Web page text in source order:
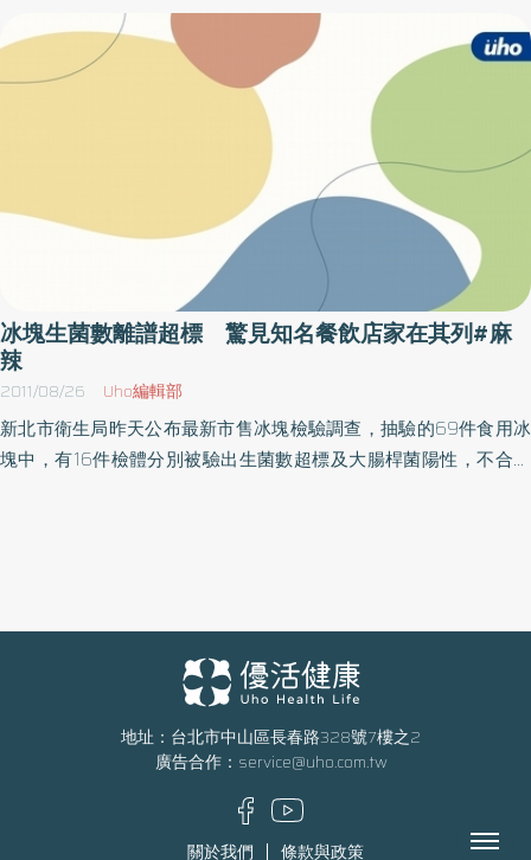
暖，除了心血管疾病要注意保暖外，有氣喘病史的民眾要注意保暖
脖子跟鼻子，若出現呼吸急促、氣喘症狀要趕緊就醫，以免演變成
嚴重的肺水腫，或是氣喘發作。天氣冷了，不少人今晚計畫吃麻辣
鍋取暖，也有人打算痛快喝杯酒暖身，或是要泡個熱呼呼的溫泉，
台北市立聯合醫院中醫師黃建榮提醒，不論是哪一個取暖的計畫，
都要小心不要太躁進、吃太多，因為如果身體本身體質是屬於較燥
熱者，恐怕會有補過頭的狀況，反而容易出現皮膚問題，而平時不
常喝酒的人也別在此時猛喝酒，部分患者如肝硬化、曾食道靜脈瘤
破裂、高血壓、消化道潰瘍等人都不適宜喝酒取暖。如果不採用吃
的方式取暖，還有人會選擇泡湯暖身的方法，黃建榮中醫師則表
示，有心血管疾病、高血壓患者要特別注意泡湯時間，最好不要超
過20分鐘，另外體虛、重病患者最好經過醫師評估身體現況是否適
合泡湯，否則可能會加速血液循環而導致病灶更加強，所以中醫師
建議，除了正常生活多添衣物外，經過中醫師把脈評估體質後，適
量地補充薑、蔥、蒜等暖身，就是應對冷氣團的最佳方式。優活推
薦：冬令進補 正確健康才有效
冰塊生菌數離譜超標 驚見知名餐飲店家在其列#麻
辣
2011/08/26 Uho編輯部
新北市衛生局昨天公布最新市售冰塊檢驗調查，抽驗的69件食用冰
塊中，有16件檢體分別被驗出生菌數超標及大腸桿菌陽性，不合格
地址：台北市中山區長春路328號7樓之2
廣告合作： service@uho.com.tw
關於我們 條款與政策 Menu